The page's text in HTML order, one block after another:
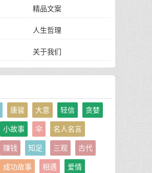
精品文案
人生哲理
关于我们
唐骏 大意 轻信 贪婪
小故事 伞 名人名言
赚钱 知足 三观 古代
成功故事 相遇 爱情